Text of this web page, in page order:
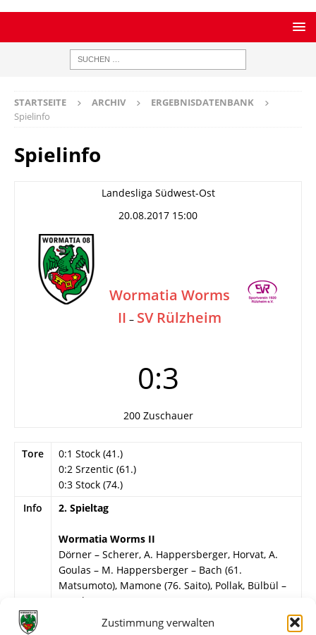
Zustimmung verwalten
STARTSEITE ARCHIV
ERGEBNISDATENBANK
Spielinfo
Spielinfo
Landesliga Südwest-Ost
20.08.2017 15:00
Wormatia Worms
II – SV Rülzheim
0:3
200 Zuschauer
Tore
0:1 Stock (41.)
0:2 Srzentic (61.)
0:3 Stock (74.)
Info
2. Spieltag
Wormatia Worms II
Dörner – Scherer, A. Happersberger, Horvat, A.
Goulas – M. Happersberger – Bach (61.
Matsumoto), Mamone (76. Saito), Pollak, Bülbül –
A. Aslan (84. Boateng).